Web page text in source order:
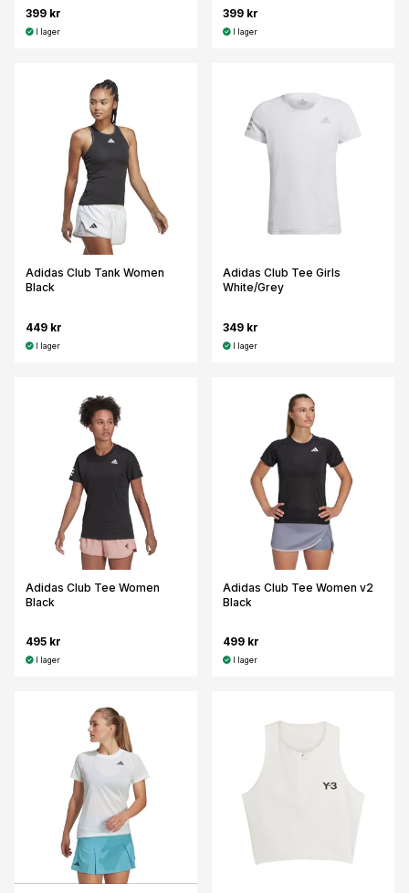
399 kr
I lager
399 kr
I lager
Adidas Club Tank Women
Black
449 kr
I lager
Adidas Club Tee Girls
White/Grey
349 kr
I lager
Adidas Club Tee Women
Black
495 kr
I lager
Adidas Club Tee Women v2
Black
499 kr
I lager